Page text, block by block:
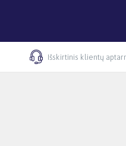
Išskirtinis klientų